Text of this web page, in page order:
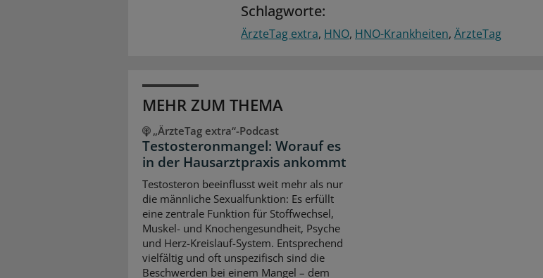
Schlagworte:
ÄrzteTag extra HNO HNO-Krankheiten ÄrzteTag
MEHR ZUM THEMA
„ÄrzteTag extra“-Podcast
Testosteronmangel: Worauf es
in der Hausarztpraxis ankommt
Testosteron beeinflusst weit mehr als nur
die männliche Sexualfunktion: Es erfüllt
eine zentrale Funktion für Stoffwechsel,
Muskel- und Knochengesundheit, Psyche
und Herz-Kreislauf-System. Entsprechend
vielfältig und oft unspezifisch sind die
Beschwerden bei einem Mangel – dem